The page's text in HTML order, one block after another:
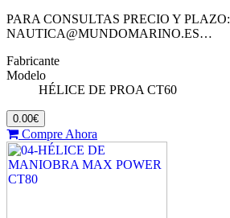
PARA CONSULTAS PRECIO Y PLAZO:
NAUTICA@MUNDOMARINO.ES…
Fabricante
Modelo
HÉLICE DE PROA CT60
0.00€
Compre Ahora